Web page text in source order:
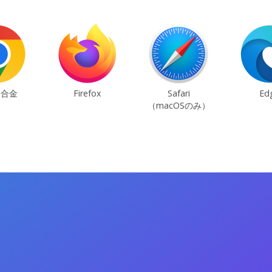
金 Firefox
Safari
（macOSのみ）